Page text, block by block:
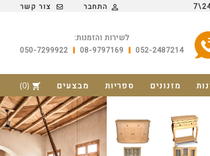
 התחבר צור קשר
לשירות והזמנות:
052-2487214
08-9797169
050-7299922
shopping_cart
(0) מזנונים ספריות מבצעים